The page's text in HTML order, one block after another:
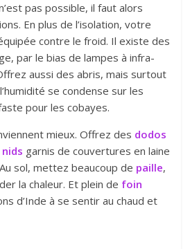
pas possible, il faut alors
En plus de l’isolation, votre
contre le froid. Il existe des
par le bias de lampes à infra-
aussi des abris, mais surtout
se condense sur les
pour les cobayes.
mieux. Offrez des dodos
nids garnis de couvertures en laine
sol, mettez beaucoup de paille,
la chaleur. Et plein de foin
d’Inde à se sentir au chaud et